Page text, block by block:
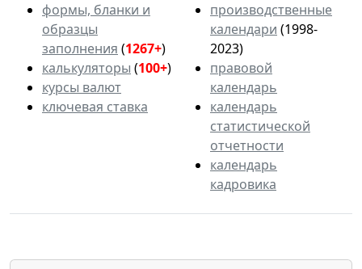
формы, бланки и
образцы
заполнения (1267+)
калькуляторы (100+)
курсы валют
ключевая ставка
производственные
календари (1998-
2023)
правовой
календарь
календарь
статистической
отчетности
календарь
кадровика